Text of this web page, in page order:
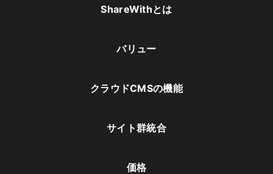
ShareWithとは
バリュー
クラウドCMSの機能
サイト群統合
価格